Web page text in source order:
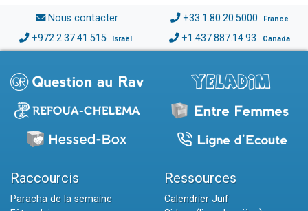
Nous contacter +33.1.80.20.5000 France
+972.2.37.41.515 Israël +1.437.887.14.93 Canada
Raccourcis
Paracha de la semaine
Ressources
Calendrier Juif